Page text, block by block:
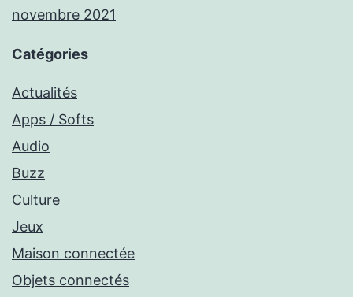
novembre 2021
Catégories
Actualités
Apps / Softs
Audio
Buzz
Culture
Jeux
Maison connectée
Objets connectés